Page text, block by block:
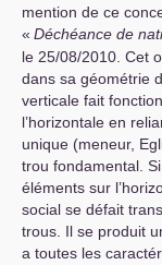
mention de ce
« Déchéance de
le 25/08/2010. Cet
dans sa géométrie
verticale fait
l’horizontale en
unique (meneur,
trou fondamental.
éléments sur
social se défait
trous. Il se produit
a toutes les